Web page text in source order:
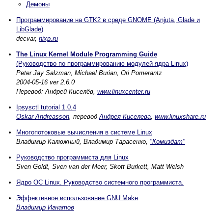
Демоны
Программирование на GTK2 в среде GNOME (Anjuta, Glade и
LibGlade)
decvar, nixp.ru
The Linux Kernel Module Programming Guide
(Руководство по программированию модулей ядра Linux)
Peter Jay Salzman, Michael Burian, Ori Pomerantz
2004-05-16 ver 2.6.0
Перевод: Андрей Киселёв, www.linuxcenter.ru
Ipsysctl tutorial 1.0.4
Oskar Andreasson, переводАндрея Киселева, www.linuxshare.ru
Многопотоковые вычисления в системе Linux
Владимир Калюжный, Владимир Тарасенко, "Комиздат"
Руководство программиста для Linux
Sven Goldt, Sven van der Meer, Skott Burkett, Matt Welsh
Ядро ОС Linux. Руководство системного программиста.
Эффективное использование GNU Make
Владимир Игнатов